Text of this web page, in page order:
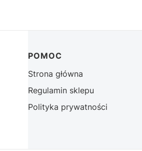
Linki w stopce
POMOC
Strona główna
Regulamin sklepu
Polityka prywatności